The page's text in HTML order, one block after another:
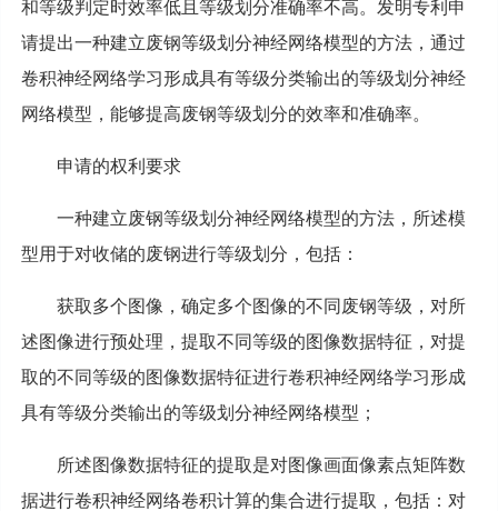
和等级判定时效率低且等级划分准确率不高。发明专利申
请提出一种建立废钢等级划分神经网络模型的方法，通过
卷积神经网络学习形成具有等级分类输出的等级划分神经
网络模型，能够提高废钢等级划分的效率和准确率。
申请的权利要求
一种建立废钢等级划分神经网络模型的方法，所述模
型用于对收储的废钢进行等级划分，包括：
获取多个图像，确定多个图像的不同废钢等级，对所
述图像进行预处理，提取不同等级的图像数据特征，对提
取的不同等级的图像数据特征进行卷积神经网络学习形成
具有等级分类输出的等级划分神经网络模型；
所述图像数据特征的提取是对图像画面像素点矩阵数
据进行卷积神经网络卷积计算的集合进行提取，包括：对